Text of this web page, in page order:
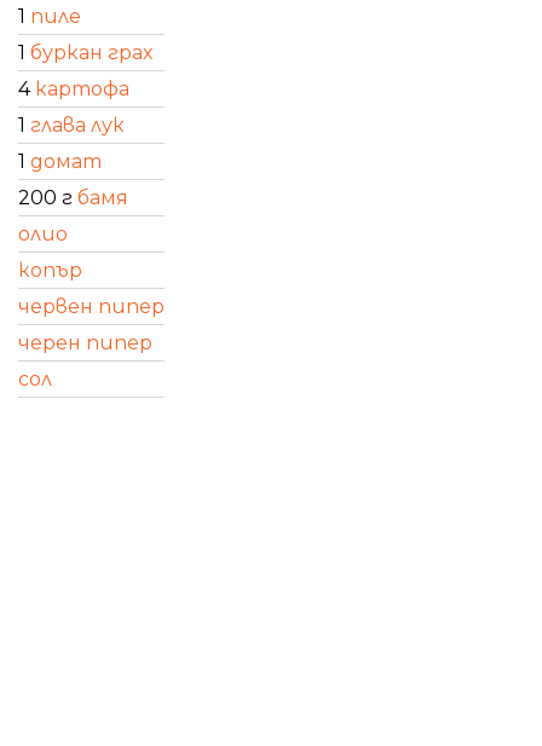
1 пиле
1 буркан грах
4 картофа
1 глава лук
1 домат
200 г бамя
олио
копър
червен пипер
черен пипер
сол